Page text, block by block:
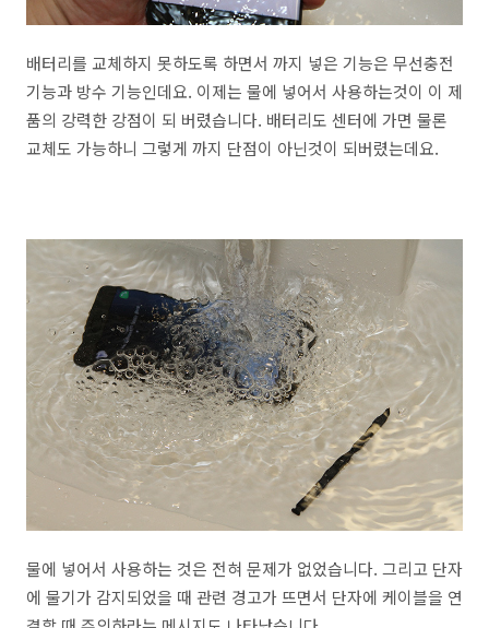
배터리를 교체하지 못하도록 하면서 까지 넣은 기능은 무선충전
기능과 방수 기능인데요. 이제는 물에 넣어서 사용하는것이 이 제
품의 강력한 강점이 되 버렸습니다. 배터리도 센터에 가면 물론
교체도 가능하니 그렇게 까지 단점이 아닌것이 되버렸는데요.
물에 넣어서 사용하는 것은 전혀 문제가 없었습니다. 그리고 단자
에 물기가 감지되었을 때 관련 경고가 뜨면서 단자에 케이블을 연